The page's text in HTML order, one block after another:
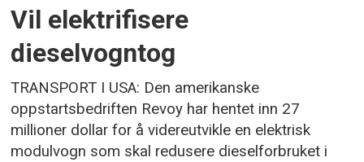
Vil elektrifisere
dieselvogntog
TRANSPORT I USA: Den amerikanske
oppstartsbedriften Revoy har hentet inn 27
millioner dollar for å videreutvikle en elektrisk
modulvogn som skal redusere dieselforbruket i